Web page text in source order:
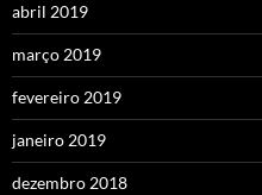
abril 2019
março 2019
fevereiro 2019
janeiro 2019
dezembro 2018